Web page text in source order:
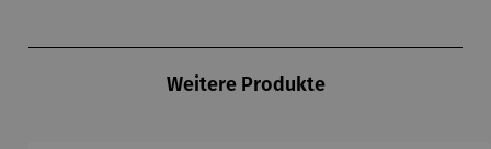
Weitere Produkte